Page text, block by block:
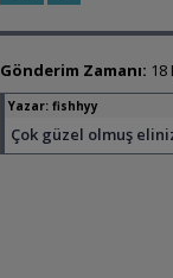
Gönderim Zamanı: 18
Yazar:fishhyy
Çok güzel olmuş